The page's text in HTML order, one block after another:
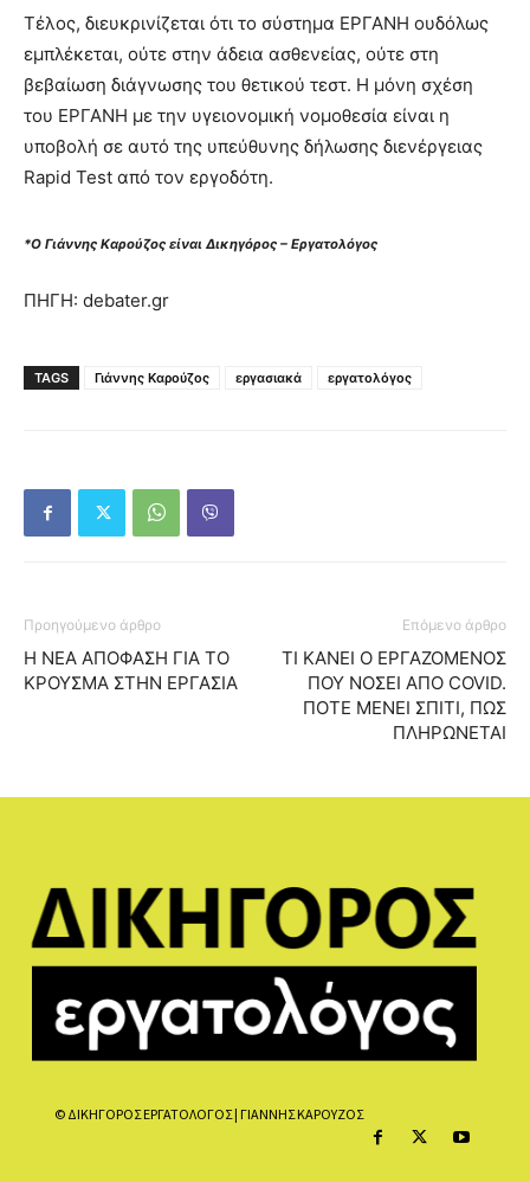
Τέλος, διευκρινίζεται ότι το σύστημα ΕΡΓΑΝΗ ουδόλως
εμπλέκεται, ούτε στην άδεια ασθενείας, ούτε στη
βεβαίωση διάγνωσης του θετικού τεστ. Η μόνη σχέση
του ΕΡΓΑΝΗ με την υγειονομική νομοθεσία είναι η
υποβολή σε αυτό της υπεύθυνης δήλωσης διενέργειας
Rapid Test από τον εργοδότη.
*Ο Γιάννης Καρούζος είναι Δικηγόρος – Εργατολόγος
ΠΗΓΗ: debater.gr
TAGS Γιάννης Καρούζος εργασιακά εργατολόγος
Προηγούμενο άρθρο
Η ΝΕΑ ΑΠΟΦΑΣΗ ΓΙΑ ΤΟ
ΚΡΟΥΣΜΑ ΣΤΗΝ ΕΡΓΑΣΙΑ
Επόμενο άρθρο
ΤΙ ΚΑΝΕΙ Ο ΕΡΓΑΖΟΜΕΝΟΣ
ΠΟΥ ΝΟΣΕΙ ΑΠΟ COVID.
ΠΟΤΕ ΜΕΝΕΙ ΣΠΙΤΙ, ΠΩΣ
ΠΛΗΡΩΝΕΤΑΙ
© ΔΙΚΗΓΟΡΟΣ ΕΡΓΑΤΟΛΟΓΟΣ | ΓΙΑΝΝΗΣ ΚΑΡΟΥΖΟΣ